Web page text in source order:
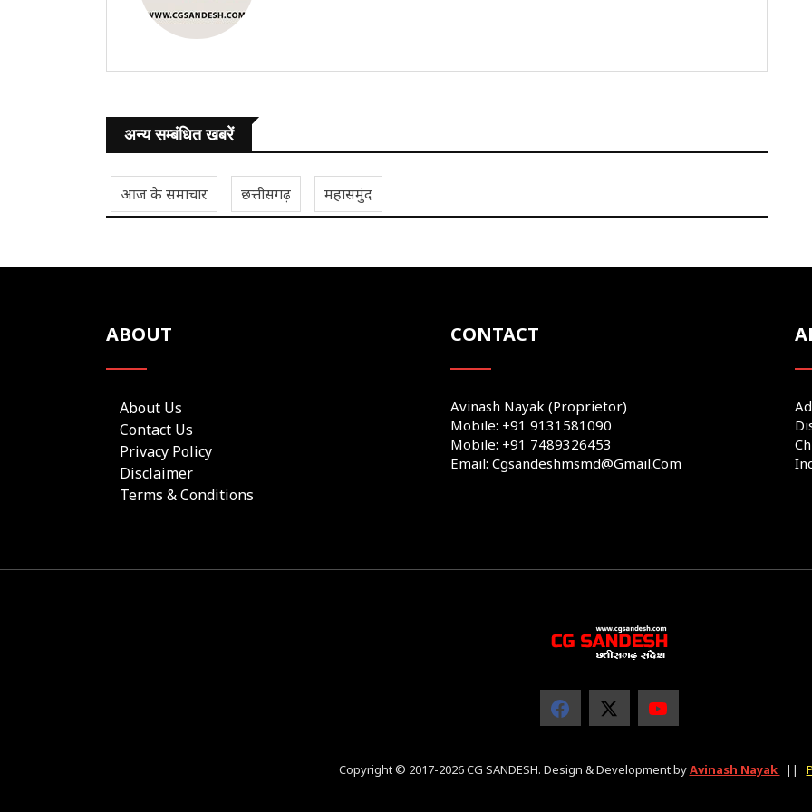
अन्य सम्बंधित खबरें
आज के समाचार छत्तीसगढ़ महासमुंद
ABOUT
About Us
Contact Us
Privacy Policy
Disclaimer
Terms & Conditions
CONTACT
Avinash Nayak (Proprietor)
Mobile: +91 9131581090
Mobile: +91 7489326453
Email: Cgsandeshmsmd@gmail.com
Copyright © 2017-2026 CG SANDESH. Design & Development byAvinash Nayak ||